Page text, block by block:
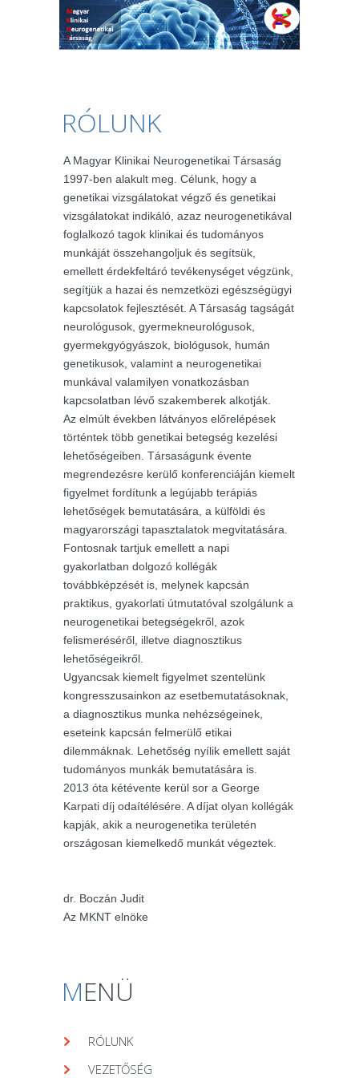
RÓLUNK
A Magyar Klinikai Neurogenetikai Társaság
1997-ben alakult meg. Célunk, hogy a
genetikai vizsgálatokat végző és genetikai
vizsgálatokat indikáló, azaz neurogenetikával
foglalkozó tagok klinikai és tudományos
munkáját összehangoljuk és segítsük,
emellett érdekfeltáró tevékenységet végzünk,
segítjük a hazai és nemzetközi egészségügyi
kapcsolatok fejlesztését. A Társaság tagságát
neurológusok, gyermekneurológusok,
gyermekgyógyászok, biológusok, humán
genetikusok, valamint a neurogenetikai
munkával valamilyen vonatkozásban
kapcsolatban lévő szakemberek alkotják.
Az elmúlt években látványos előrelépések
történtek több genetikai betegség kezelési
lehetőségeiben. Társaságunk évente
megrendezésre kerülő konferenciáján kiemelt
figyelmet fordítunk a legújabb terápiás
lehetőségek bemutatására, a külföldi és
magyarországi tapasztalatok megvitatására.
Fontosnak tartjuk emellett a napi
gyakorlatban dolgozó kollégák
továbbképzését is, melynek kapcsán
praktikus, gyakorlati útmutatóval szolgálunk a
neurogenetikai betegségekről, azok
felismeréséről, illetve diagnosztikus
lehetőségeikről.
Ugyancsak kiemelt figyelmet szentelünk
kongresszusainkon az esetbemutatásoknak,
a diagnosztikus munka nehézségeinek,
eseteink kapcsán felmerülő etikai
dilemmáknak. Lehetőség nyílik emellett saját
tudományos munkák bemutatására is.
2013 óta kétévente kerül sor a George
Karpati díj odaítélésére. A díjat olyan kollégák
kapják, akik a neurogenetika területén
országosan kiemelkedő munkát végeztek.
dr. Boczán Judit
Az MKNT elnöke
MENÜ
RÓLUNK
VEZETŐSÉG